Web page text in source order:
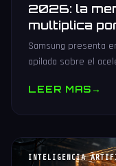
2026: la
multiplica
Samsung presenta
apilada sobre el
LEER MAS→
INTELIGENCIA